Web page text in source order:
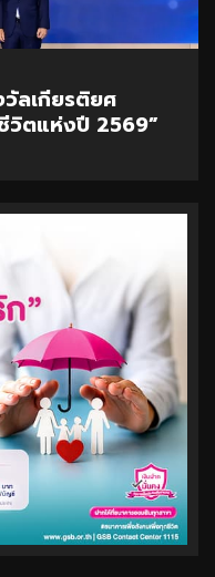
วัลเกียรติยศ
วิตแห่งปี 2569”